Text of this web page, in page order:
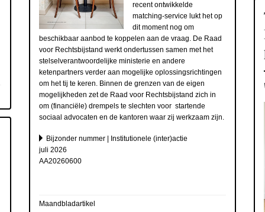
recent ontwikkelde
matching-service lukt het op
dit moment nog om
beschikbaar aanbod te koppelen aan de vraag. De Raad
voor Rechtsbijstand werkt ondertussen samen met het
stelselverantwoordelijke ministerie en andere
ketenpartners verder aan mogelijke oplossingsrichtingen
om het tij te keren. Binnen de grenzen van de eigen
mogelijkheden zet de Raad voor Rechtsbijstand zich in
om (financiële) drempels te slechten voor startende
sociaal advocaten en de kantoren waar zij werkzaam zijn.
Bijzonder nummer | Institutionele (inter)actie
juli 2026
AA20260600
Maandbladartikel